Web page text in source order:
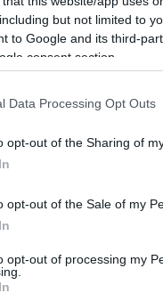
but not limited to
to Google and its third-
consent section.
Data Processing Opt Outs
opt-out of the Sharing of
opt-out of the Sale of my
opt-out of processing my
vie del centro
si
eventi denominata
13 ottobre 2024
commerciali,
ai propri clienti il
di Gallura DOCG.
bar e hotel